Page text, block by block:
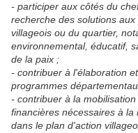
- participer aux côtés du
recherche des solutions
villageois ou du quartier,
environnemental, éducatif,
de la paix ;
- contribuer à l'élaboration
programmes
- contribuer à la
financières nécessaires à
dans le plan d'action